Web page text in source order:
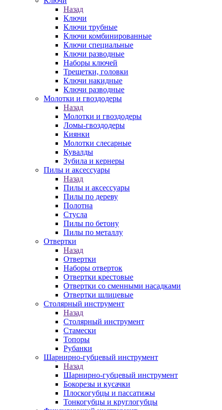
Назад
Ключи
Ключи трубные
Ключи комбинированные
Ключи специальные
Ключи разводные
Наборы ключей
Трещетки, головки
Ключи накидные
Ключи разводные
Молотки и гвоздодеры
Назад
Молотки и гвоздодеры
Ломы-гвоздодеры
Киянки
Молотки слесарные
Кувалды
Зубила и кернеры
Пилы и аксессуары
Назад
Пилы и аксессуары
Пилы по дереву
Полотна
Стусла
Пилы по бетону
Пилы по металлу
Отвертки
Назад
Отвертки
Наборы отверток
Отвертки крестовые
Отвертки со сменными насадками
Отвертки шлицевые
Столярный инструмент
Назад
Столярный инструмент
Стамески
Топоры
Рубанки
Шарнирно-губцевый инструмент
Назад
Шарнирно-губцевый инструмент
Бокорезы и кусачки
Плоскогубцы и пассатижы
Тонкогубцы и круглогубцы